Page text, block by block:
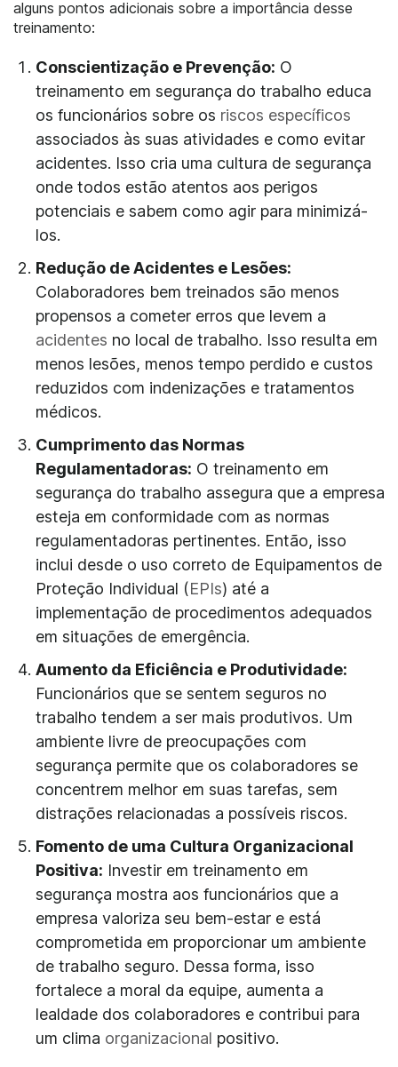
alguns pontos adicionais sobre a importância desse
treinamento:
Conscientização e Prevenção: O
treinamento em segurança do trabalho educa
os funcionários sobre os riscos específicos
associados às suas atividades e como evitar
acidentes. Isso cria uma cultura de segurança
onde todos estão atentos aos perigos
potenciais e sabem como agir para minimizá-
los.
Redução de Acidentes e Lesões:
Colaboradores bem treinados são menos
propensos a cometer erros que levem a
acidentes no local de trabalho. Isso resulta em
menos lesões, menos tempo perdido e custos
reduzidos com indenizações e tratamentos
médicos.
Cumprimento das Normas
Regulamentadoras: O treinamento em
segurança do trabalho assegura que a empresa
esteja em conformidade com as normas
regulamentadoras pertinentes. Então, isso
inclui desde o uso correto de Equipamentos de
Proteção Individual (EPIs) até a
implementação de procedimentos adequados
em situações de emergência.
Aumento da Eficiência e Produtividade:
Funcionários que se sentem seguros no
trabalho tendem a ser mais produtivos. Um
ambiente livre de preocupações com
segurança permite que os colaboradores se
concentrem melhor em suas tarefas, sem
distrações relacionadas a possíveis riscos.
Fomento de uma Cultura Organizacional
Positiva: Investir em treinamento em
segurança mostra aos funcionários que a
empresa valoriza seu bem-estar e está
comprometida em proporcionar um ambiente
de trabalho seguro. Dessa forma, isso
fortalece a moral da equipe, aumenta a
lealdade dos colaboradores e contribui para
um clima organizacional positivo.